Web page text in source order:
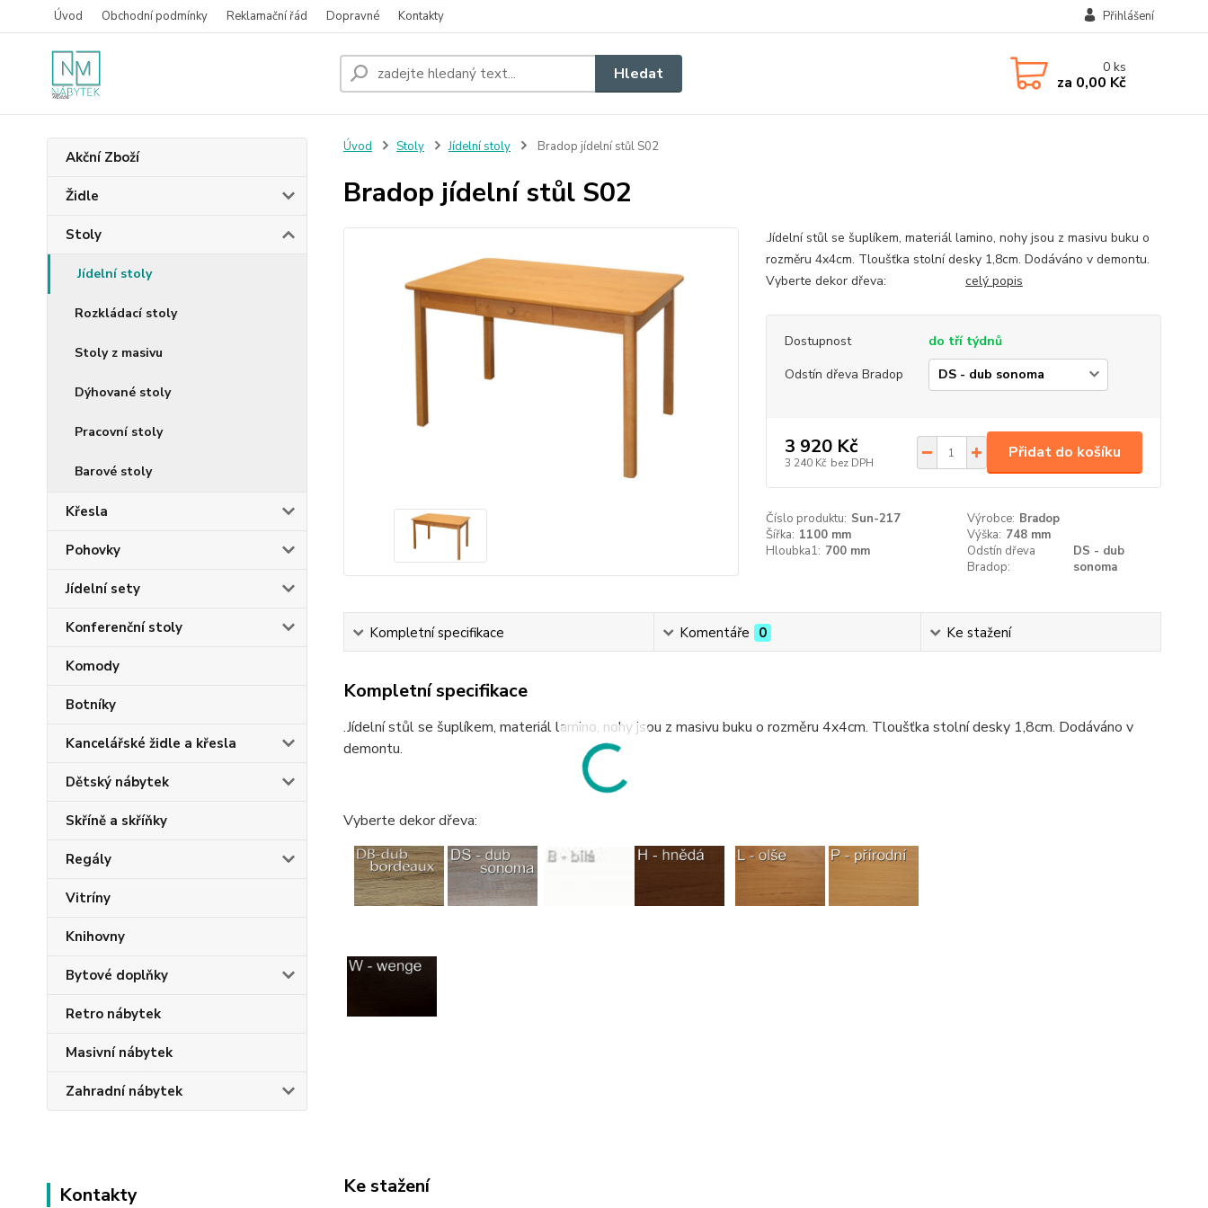
Úvod Obchodní podmínky Reklamační řád Dopravné Kontakty Přihlášení
Hledat 0ks
za 0,00 Kč
Akční Zboží
Židle
Stoly
Jídelní stoly
Rozkládací stoly
Stoly z masivu
Dýhované stoly
Pracovní stoly
Barové stoly
Křesla
Pohovky
Jídelní sety
Konferenční stoly
Komody
Botníky
Kancelářské židle a křesla
Dětský nábytek
Skříně a skříňky
Regály
Vitríny
Knihovny
Bytové doplňky
Retro nábytek
Masivní nábytek
Zahradní nábytek
Kontakty
Úvod Stoly Jídelní stoly Bradop jídelní stůl S02
Bradop jídelní stůl S02
.Jídelní stůl se šuplíkem, materiál lamino, nohy jsou z masivu buku o
rozměru 4x4cm. Tloušťka stolní desky 1,8cm. Dodáváno v demontu.
Vyberte dekor dřeva: celý popis
Dostupnost
do tří týdnů
Odstín dřeva Bradop
3 920 Kč
3 240 Kč bez DPH
Přidat do košíku
Číslo produktu: Sun-217 Výrobce: Bradop
Šířka: 1100 mm Výška: 748 mm
Hloubka1: 700 mm
Odstín dřeva
Bradop:
DS - dub
sonoma
Kompletní specifikace Komentáře 0 Ke stažení
Kompletní specifikace
.Jídelní stůl se šuplíkem, materiál lamino, nohy jsou z masivu buku o rozměru 4x4cm. Tloušťka stolní desky 1,8cm. Dodáváno v
demontu.
Vyberte dekor dřeva:
Ke stažení